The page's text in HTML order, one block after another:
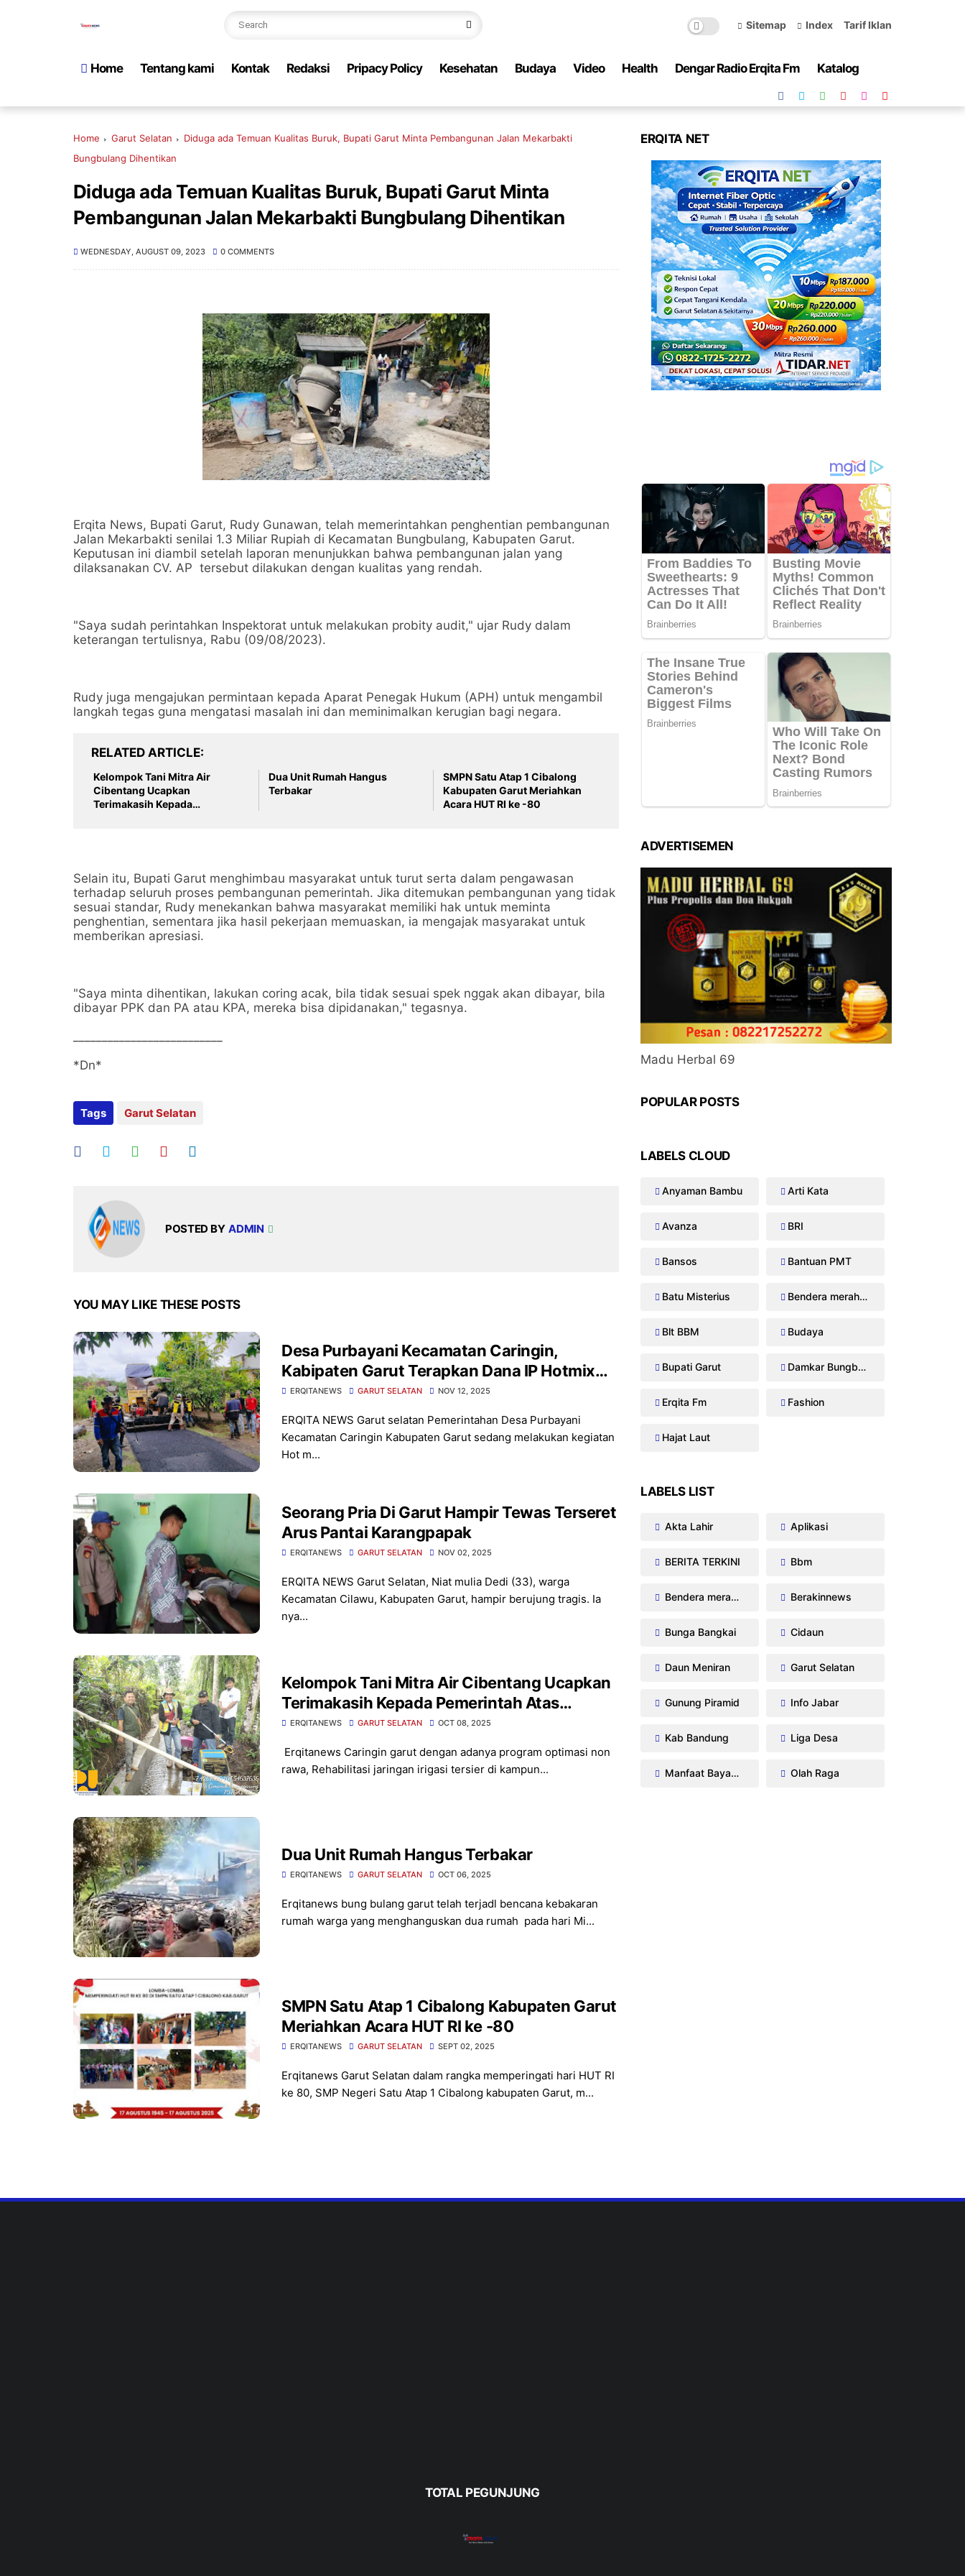
Sitemap Index Tarif Iklan
Home Tentang kami Kontak Redaksi Pripacy Policy Kesehatan Budaya Video Health Dengar Radio Erqita Fm Katalog
Home Garut Selatan
Diduga ada Temuan Kualitas Buruk, Bupati Garut Minta Pembangunan Jalan Mekarbakti
Bungbulang Dihentikan
Diduga ada Temuan Kualitas Buruk, Bupati Garut Minta
Pembangunan Jalan Mekarbakti Bungbulang Dihentikan
WEDNESDAY, AUGUST 09, 2023 0 COMMENTS
Erqita News, Bupati Garut, Rudy Gunawan, telah memerintahkan penghentian pembangunan
Jalan Mekarbakti senilai 1.3 Miliar Rupiah di Kecamatan Bungbulang, Kabupaten Garut.
Keputusan ini diambil setelah laporan menunjukkan bahwa pembangunan jalan yang
dilaksanakan CV. AP tersebut dilakukan dengan kualitas yang rendah.
"Saya sudah perintahkan Inspektorat untuk melakukan probity audit," ujar Rudy dalam
keterangan tertulisnya, Rabu (09/08/2023).
Rudy juga mengajukan permintaan kepada Aparat Penegak Hukum (APH) untuk mengambil
langkah tegas guna mengatasi masalah ini dan meminimalkan kerugian bagi negara.
RELATED ARTICLE
Kelompok Tani Mitra Air
Cibentang Ucapkan
Terimakasih Kepada
Dua Unit Rumah Hangus
Terbakar
SMPN Satu Atap 1 Cibalong
Kabupaten Garut Meriahkan
Acara HUT RI ke -80
Selain itu, Bupati Garut menghimbau masyarakat untuk turut serta dalam pengawasan
terhadap seluruh proses pembangunan pemerintah. Jika ditemukan pembangunan yang tidak
sesuai standar, Rudy menekankan bahwa masyarakat memiliki hak untuk meminta
penghentian, sementara jika hasil pekerjaan memuaskan, ia mengajak masyarakat untuk
memberikan apresiasi.
"Saya minta dihentikan, lakukan coring acak, bila tidak sesuai spek nggak akan dibayar, bila
dibayar PPK dan PA atau KPA, mereka bisa dipidanakan," tegasnya.
*Dn*
Tags Garut Selatan
POSTED BY ADMIN
YOU MAY LIKE THESE POSTS
Desa Purbayani Kecamatan Caringin,
Kabipaten Garut Terapkan Dana IP Hotmix
Jalan 250 Meter
ERQITANEWS GARUT SELATAN NOV 12, 2025
ERQITA NEWS Garut selatan Pemerintahan Desa Purbayani
Kecamatan Caringin Kabupaten Garut sedang melakukan kegiatan
Hot m...
Seorang Pria Di Garut Hampir Tewas Terseret
Arus Pantai Karangpapak
ERQITANEWS GARUT SELATAN NOV 02, 2025
ERQITA NEWS Garut Selatan, Niat mulia Dedi (33), warga
Kecamatan Cilawu, Kabupaten Garut, hampir berujung tragis. Ia
nya...
Kelompok Tani Mitra Air Cibentang Ucapkan
Terimakasih Kepada Pemerintah Atas
Bantuanya
ERQITANEWS GARUT SELATAN OCT 08, 2025
Erqitanews Caringin garut dengan adanya program optimasi non
rawa, Rehabilitasi jaringan irigasi tersier di kampun...
Dua Unit Rumah Hangus Terbakar
ERQITANEWS GARUT SELATAN OCT 06, 2025
Erqitanews bung bulang garut telah terjadl bencana kebakaran
rumah warga yang menghanguskan dua rumah pada hari Mi...
SMPN Satu Atap 1 Cibalong Kabupaten Garut
Meriahkan Acara HUT RI ke -80
ERQITANEWS GARUT SELATAN SEPT 02, 2025
Erqitanews Garut Selatan dalam rangka memperingati hari HUT RI
ke 80, SMP Negeri Satu Atap 1 Cibalong kabupaten Garut, m...
ERQITA NET
ADVERTISEMEN
Madu Herbal 69
POPULAR POSTS
LABELS CLOUD
Anyaman Bambu Arti Kata
Avanza BRI
Bansos Bantuan PMT
Batu Misterius Bendera merah putih
Blt BBM Budaya
Bupati Garut Damkar Bungbulang
Erqita Fm Fashion
Hajat Laut
LABELS LIST
Akta Lahir Aplikasi
BERITA TERKINI Bbm
Bendera merah putih Berakinnews
Bunga Bangkai Cidaun
Daun Meniran Garut Selatan
Gunung Piramid Info Jabar
Kab Bandung Liga Desa
Manfaat Bayam Duri Olah Raga
TOTAL PEGUNJUNG